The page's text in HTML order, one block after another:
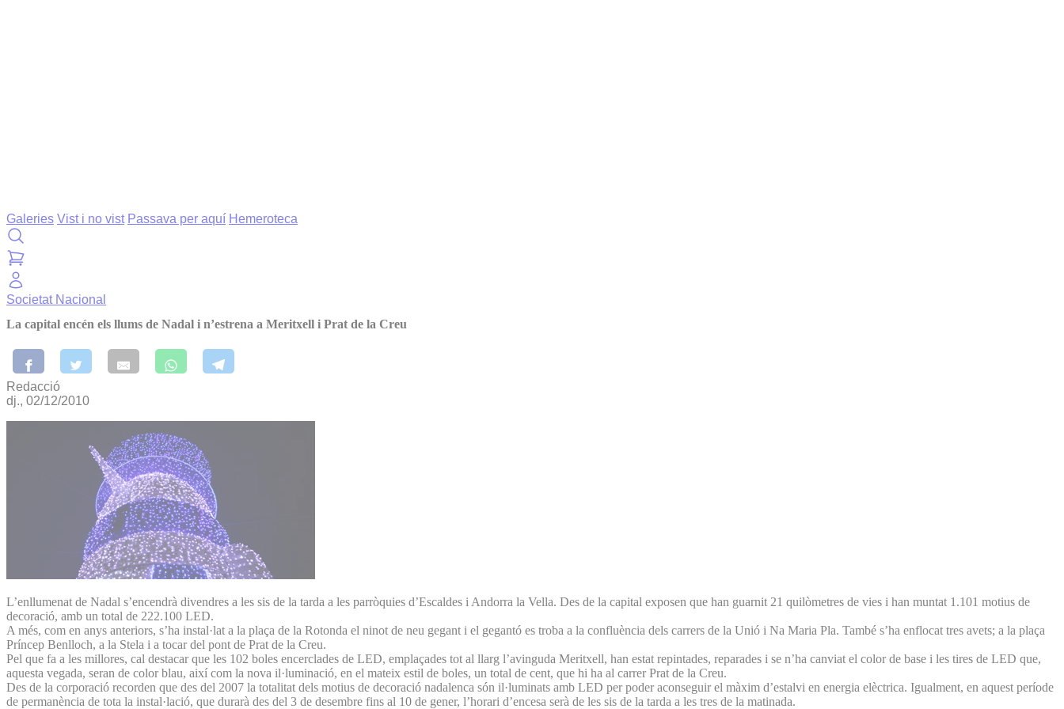
Galeries Vist i no vist Passava per aquí Hemeroteca
Societat Nacional
La capital encén els llums de Nadal i n’estrena a Meritxell i Prat de la Creu
Redacció
dj., 02/12/2010
L’enllumenat de Nadal s’encendrà divendres a les sis de la tarda a les parròquies d’Escaldes i Andorra la Vella. Des de la capital exposen que han guarnit 21 quilòmetres de vies i han muntat 1.101 motius de
decoració, amb un total de 222.100 LED.
A més, com en anys anteriors, s’ha instal·lat a la plaça de la Rotonda el ninot de neu gegant i el gegantó es troba a la confluència dels carrers de la Unió i Na Maria Pla. També s’ha enflocat tres avets; a la plaça
Príncep Benlloch, a la Stela i a tocar del pont de Prat de la Creu.
Pel que fa a les millores, cal destacar que les 102 boles encerclades de LED, emplaçades tot al llarg l’avinguda Meritxell, han estat repintades, reparades i se n’ha canviat el color de base i les tires de LED que,
aquesta vegada, seran de color blau, així com la nova il·luminació, en el mateix estil de boles, un total de cent, que hi ha al carrer Prat de la Creu.
Des de la corporació recorden que des del 2007 la totalitat dels motius de decoració nadalenca són il·luminats amb LED per poder aconseguir el màxim d’estalvi en energia elèctrica. Igualment, en aquest període
de permanència de tota la instal·lació, que durarà des del 3 de desembre fins al 10 de gener, l’horari d’encesa serà de les sis de la tarda a les tres de la matinada.